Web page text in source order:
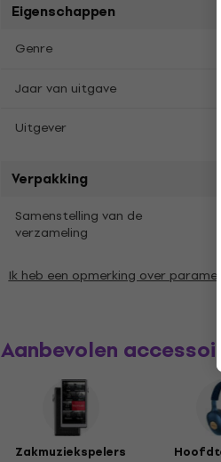
Eigenschappen
Genre
Jaar van uitgave
Uitgever
Verpakking
Samenstelling van de
verzameling
Ik heb een opmerking over
Aanbevolen
Zakmuziekspelers